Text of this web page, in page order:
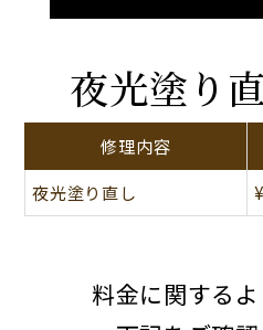
個人情報保護方針
夜光塗り
修理内容
夜光塗り直し
料金に関する